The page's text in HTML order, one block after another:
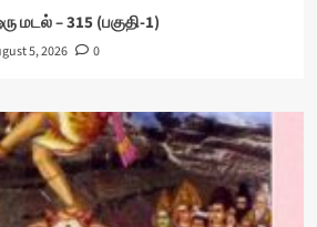
மடல் – 315 (பகுதி-1)
5, 2026 0